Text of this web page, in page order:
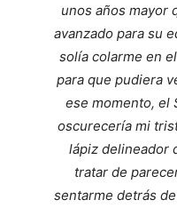
unos años mayor
avanzado para su
solía colarme en
para que pudiera
ese momento, el
oscurecería mi
lápiz delineador
tratar de
sentarme detrás